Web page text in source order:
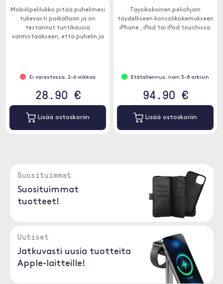
Mobiilipelilukko pitää puhelimesi
tukevasti paikallaan ja on
testannut tuntikausia
varmistaakseen, että puhelin ja
Ei varastossa, 2-6 viikkoa
28.90 €
Lisää ostoskoriin
Täysikokoinen peliohjain
täydelliseen konsolikokemukseen
iPhone , iPad tai iPod touchissa.
Etätallennus, noin 3-8 arkisin
94.90 €
Lisää ostoskoriin
Suosituimmat
Suosituimmat
tuotteet!
Uutiset
Jatkuvasti uusia tuotteita
Apple-laitteille!